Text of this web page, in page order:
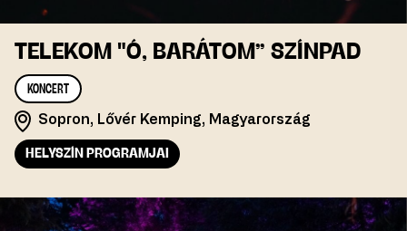
TELEKOM "Ó, BARÁTOM” SZÍNPAD
KONCERT
Sopron, Lővér Kemping, Magyarország
HELYSZÍN PROGRAMJAI